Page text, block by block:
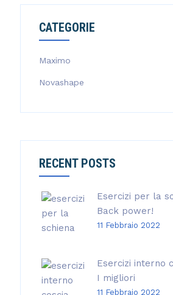
CATEGORIE
Maximo
Novashape
RECENT POSTS
Esercizi per la
Back power!
11 Febbraio 2022
Esercizi interno
I migliori
11 Febbraio 2022